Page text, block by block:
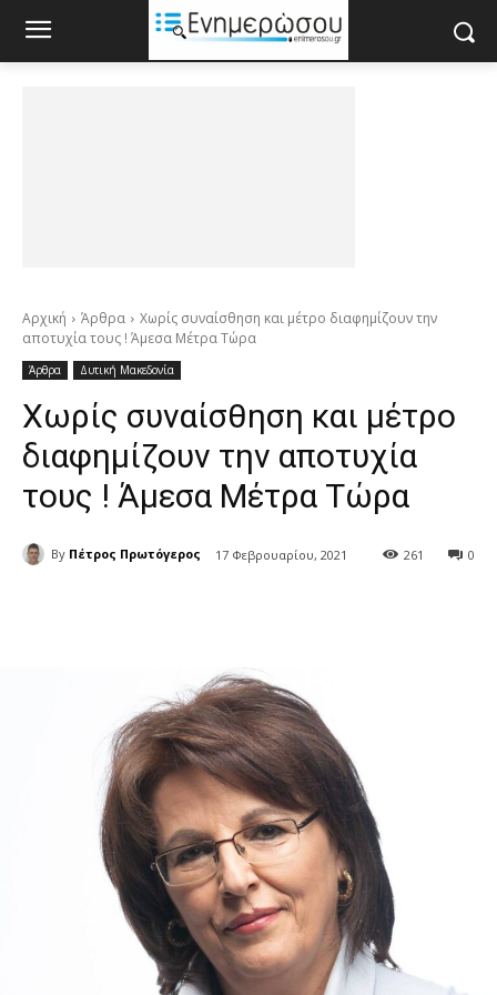
Αρχική Άρθρα
Χωρίς συναίσθηση και μέτρο διαφημίζουν την
αποτυχία τους ! Άμεσα Μέτρα Τώρα
Άρθρα Δυτική Μακεδονία
Χωρίς συναίσθηση και μέτρο
διαφημίζουν την αποτυχία
τους ! Άμεσα Μέτρα Τώρα
By Πέτρος Πρωτόγερος 17 Φεβρουαρίου, 2021 0
261